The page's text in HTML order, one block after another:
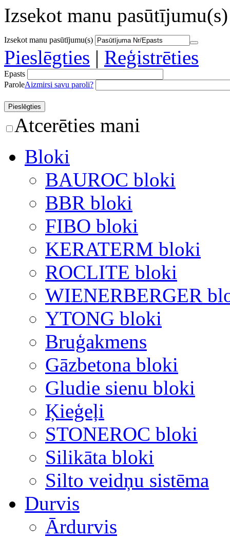
Izsekot manu pasūtījumu(s)
Izsekot manu pasūtījumu(s)
Pieslēgties | Reģistrēties
Epasts
ParoleAizmirsi savu paroli?
Atcerēties mani
Bloki
BAUROC bloki
BBR bloki
FIBO bloki
KERATERM bloki
ROCLITE bloki
WIENERBERGER
YTONG bloki
Bruģakmens
Gāzbetona bloki
Gludie sienu bloki
Ķieģeļi
STONEROC bloki
Silikāta bloki
Silto veidņu sistēma
Durvis
Ārdurvis